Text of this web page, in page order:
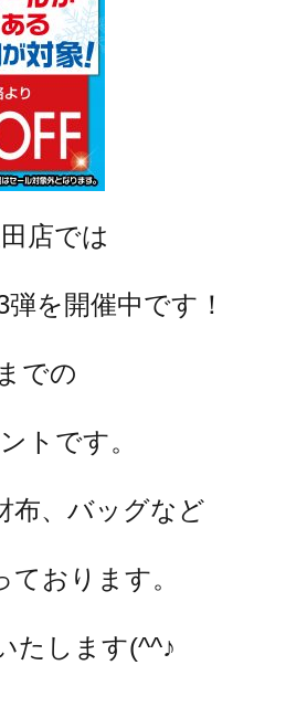
店では
を開催中です！
での
トです。
布、バッグなど
おります。
たします(^^♪